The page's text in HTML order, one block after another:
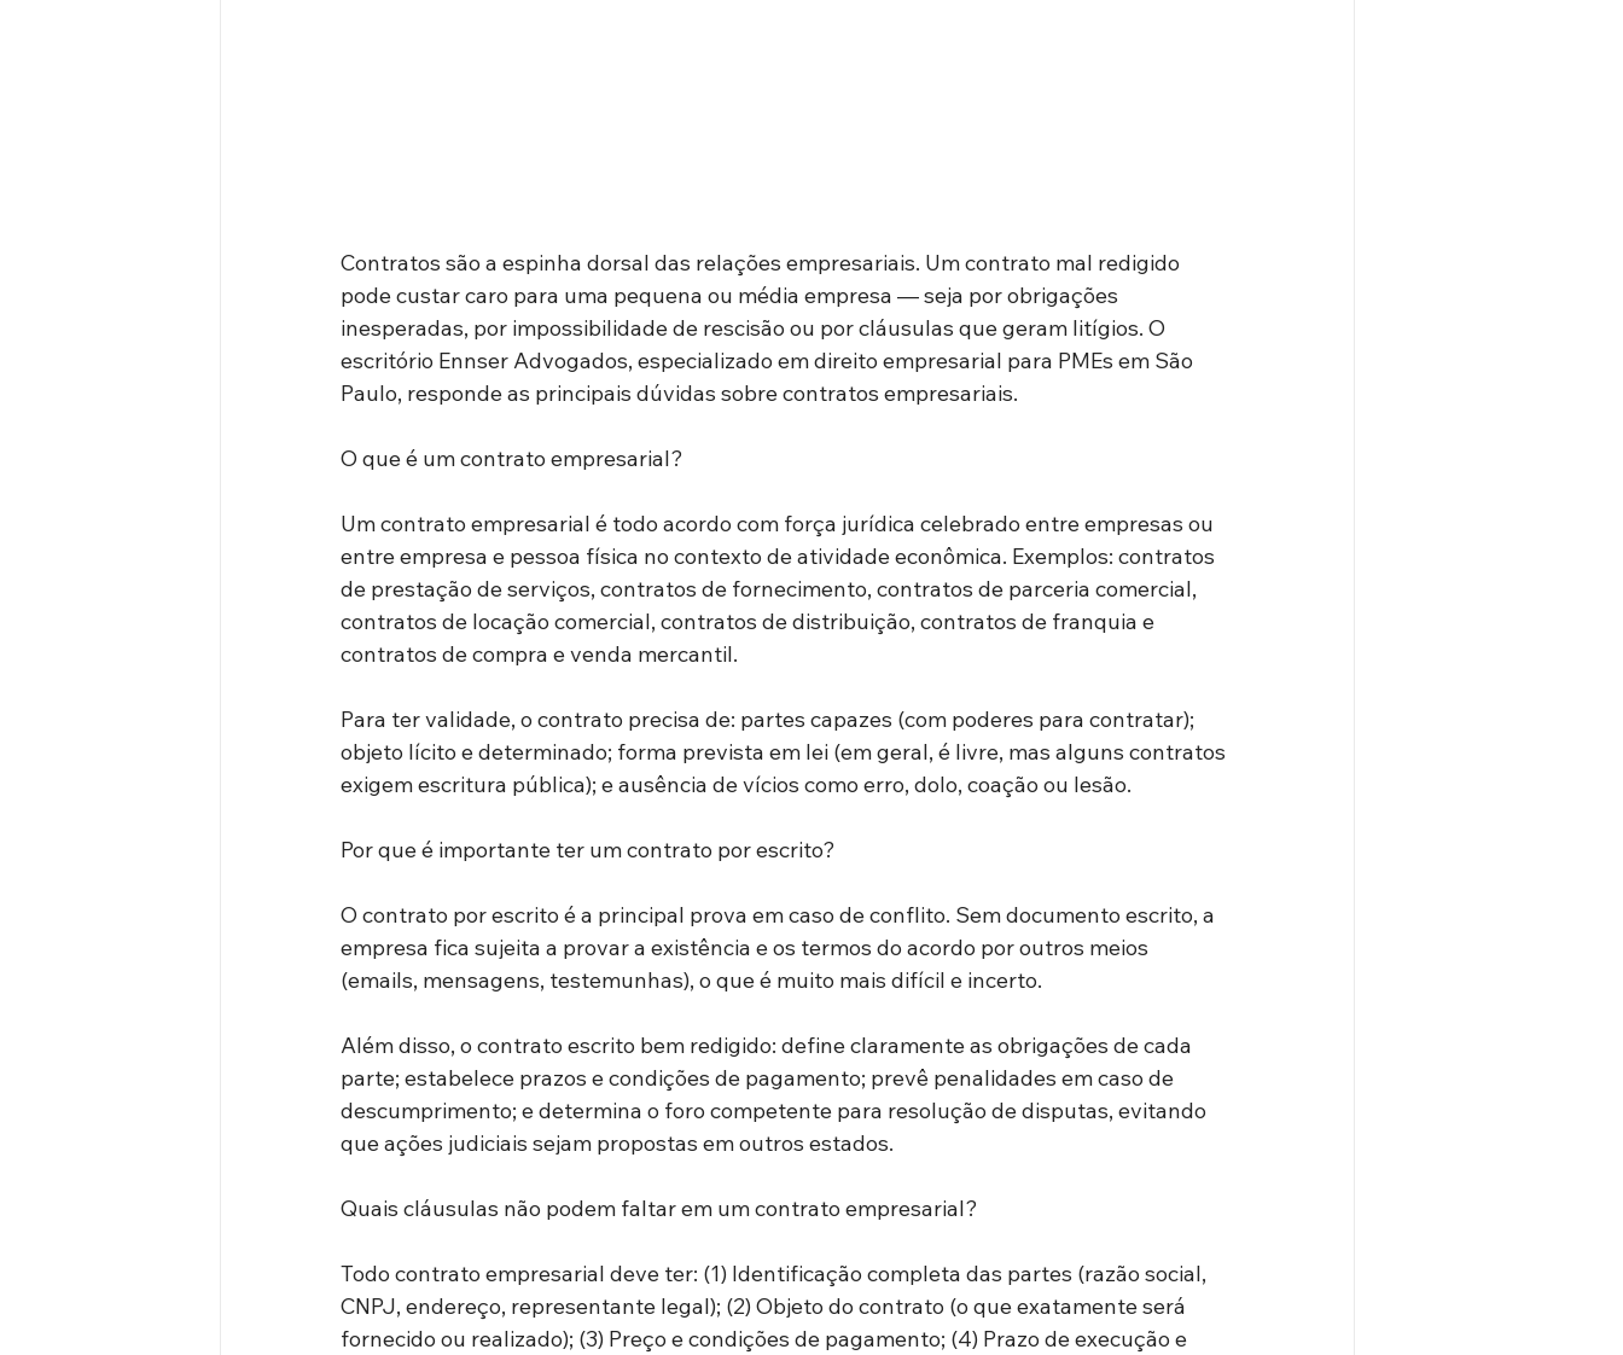
Contratos são a espinha dorsal das relações empresariais. Um contrato mal redigido
pode custar caro para uma pequena ou média empresa — seja por obrigações
inesperadas, por impossibilidade de rescisão ou por cláusulas que geram litígios. O
escritório Ennser Advogados, especializado em direito empresarial para PMEs em São
Paulo, responde as principais dúvidas sobre contratos empresariais.
O que é um contrato empresarial?
Um contrato empresarial é todo acordo com força jurídica celebrado entre empresas ou
entre empresa e pessoa física no contexto de atividade econômica. Exemplos: contratos
de prestação de serviços, contratos de fornecimento, contratos de parceria comercial,
contratos de locação comercial, contratos de distribuição, contratos de franquia e
contratos de compra e venda mercantil.
Para ter validade, o contrato precisa de: partes capazes (com poderes para contratar);
objeto lícito e determinado; forma prevista em lei (em geral, é livre, mas alguns contratos
exigem escritura pública); e ausência de vícios como erro, dolo, coação ou lesão.
Por que é importante ter um contrato por escrito?
O contrato por escrito é a principal prova em caso de conflito. Sem documento escrito, a
empresa fica sujeita a provar a existência e os termos do acordo por outros meios
(emails, mensagens, testemunhas), o que é muito mais difícil e incerto.
Além disso, o contrato escrito bem redigido: define claramente as obrigações de cada
parte; estabelece prazos e condições de pagamento; prevê penalidades em caso de
descumprimento; e determina o foro competente para resolução de disputas, evitando
que ações judiciais sejam propostas em outros estados.
Quais cláusulas não podem faltar em um contrato empresarial?
Todo contrato empresarial deve ter: (1) Identificação completa das partes (razão social,
CNPJ, endereço, representante legal); (2) Objeto do contrato (o que exatamente será
fornecido ou realizado); (3) Preço e condições de pagamento; (4) Prazo de execução e